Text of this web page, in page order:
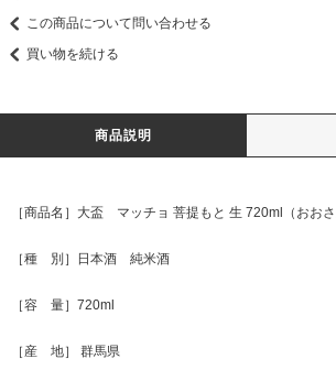
この商品について問い合わせる
買い物を続ける
商品説明
［商品名］大盃 マッチョ 菩提もと 生 720ml（おおさ
［種 別］日本酒 純米酒
［容 量］720ml
［産 地］ 群馬県